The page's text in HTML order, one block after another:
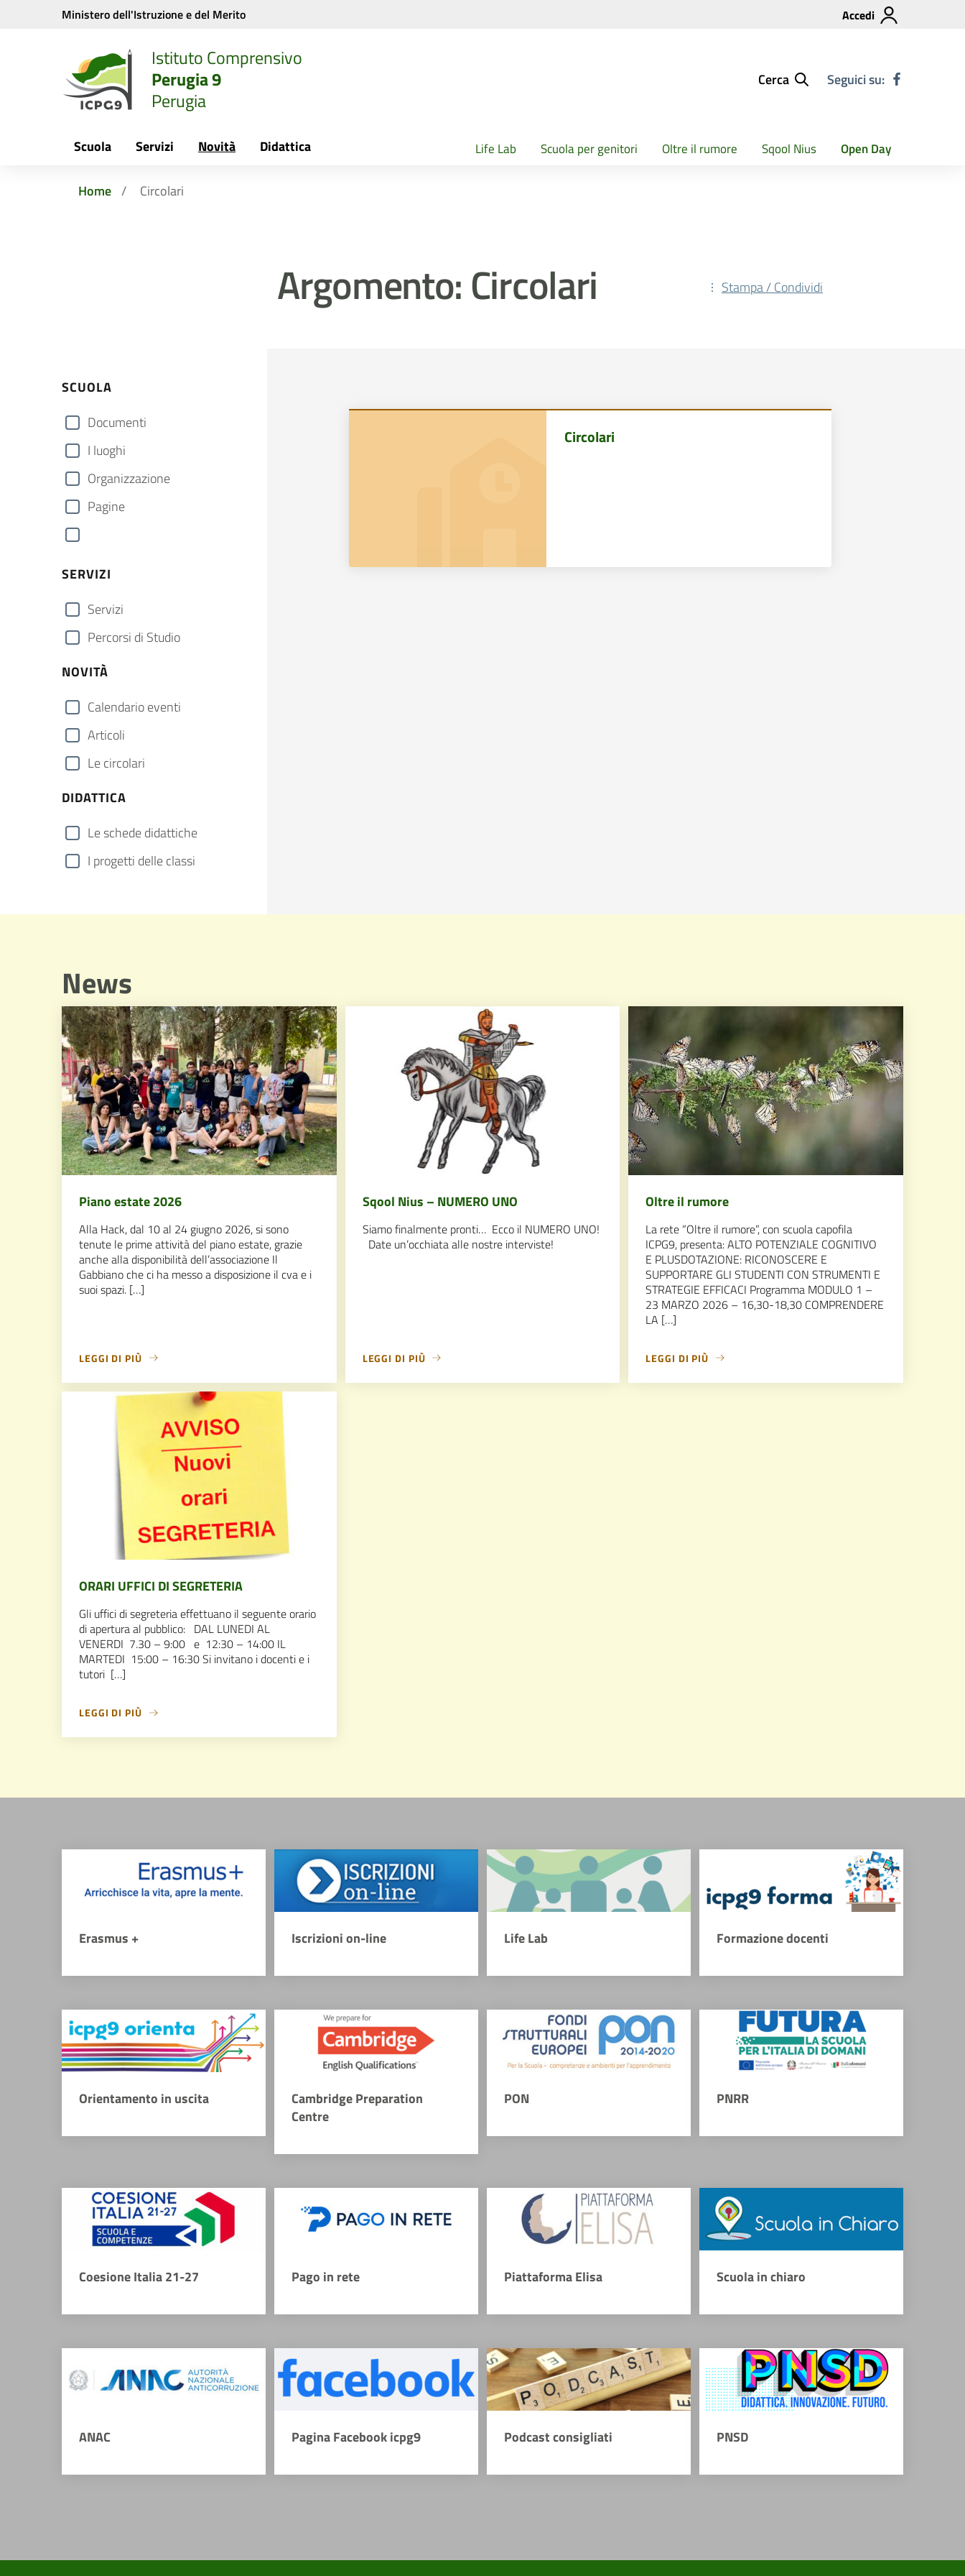
Vai ai contenuti
Vai al menu di navigazione
Ministero dell'Istruzione e del Merito Accedi
Istituto Comprensivo
Perugia 9
Perugia
Cerca Seguici su:
Scuola Servizi Novità Didattica Life Lab Scuola per genitori Oltre il rumore Sqool Nius Open Day
Home Circolari
Argomento: Circolari Stampa / Condividi
SCUOLA
Documenti
I luoghi
Organizzazione
Pagine
SERVIZI
Servizi
Percorsi di Studio
NOVITÀ
Calendario eventi
Articoli
Le circolari
DIDATTICA
Le schede didattiche
I progetti delle classi
Circolari
News
Piano estate 2026
Alla Hack, dal 10 al 24 giugno 2026, si sono
tenute le prime attività del piano estate, grazie
anche alla disponibilità dell’associazione Il
Gabbiano che ci ha messo a disposizione il cva e i
suoi spazi. […]
LEGGI DI PIÙ
Sqool Nius – NUMERO UNO
Siamo finalmente pronti… Ecco il NUMERO UNO!
Date un’occhiata alle nostre interviste!
LEGGI DI PIÙ
Oltre il rumore
La rete “Oltre il rumore”, con scuola capofila
ICPG9, presenta: ALTO POTENZIALE COGNITIVO
E PLUSDOTAZIONE: RICONOSCERE E
SUPPORTARE GLI STUDENTI CON STRUMENTI E
STRATEGIE EFFICACI Programma MODULO 1 –
23 MARZO 2026 – 16,30-18,30 COMPRENDERE
LA […]
LEGGI DI PIÙ
ORARI UFFICI DI SEGRETERIA
Gli uffici di segreteria effettuano il seguente orario
di apertura al pubblico: DAL LUNEDI AL
VENERDI 7.30 – 9:00 e 12:30 – 14:00 IL
MARTEDI 15:00 – 16:30 Si invitano i docenti e i
tutori […]
LEGGI DI PIÙ
Erasmus + Iscrizioni on-line Life Lab Formazione docenti
Orientamento in uscita
Cambridge Preparation
Centre
PON PNRR
Coesione Italia 21-27 Pago in rete Piattaforma Elisa Scuola in chiaro
ANAC Pagina Facebook icpg9 Podcast consigliati PNSD